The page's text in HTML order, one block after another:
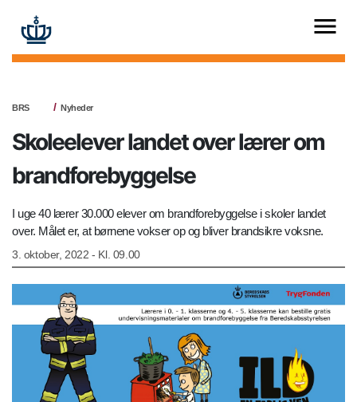
BRS Nyheder
Skoleelever landet over lærer om
brandforebyggelse
I uge 40 lærer 30.000 elever om brandforebyggelse i skoler landet
over. Målet er, at børnene vokser op og bliver brandsikre voksne.
3. oktober, 2022 - Kl. 09.00